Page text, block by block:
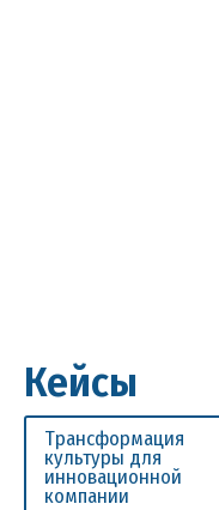
Кейсы
Трансформация
культуры для
инновационной
компании